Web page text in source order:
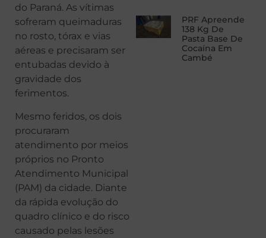
do Paraná. As vítimas
sofreram queimaduras
no rosto, tórax e vias
aéreas e precisaram ser
entubadas devido à
gravidade dos
ferimentos.
Mesmo feridos, os dois
procuraram
atendimento por meios
próprios no Pronto
Atendimento Municipal
(PAM) da cidade. Diante
da rápida evolução do
quadro clínico e do risco
causado pelas lesões
PRF Apreende
138 Kg De
Pasta Base De
Cocaína Em
Cambé